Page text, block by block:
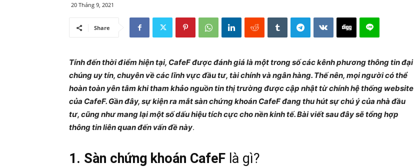
20 Tháng 9, 2021
Share
Tính đến thời điểm hiện tại, CafeF được đánh giá là một trong số các kênh phương thông tin đại
chúng uy tín, chuyên về các lĩnh vực đầu tư, tài chính và ngân hàng. Thế nên, mọi người có thể
hoàn toàn yên tâm khi tham khảo nguồn tin thị trường được cập nhật từ chính hệ thống website
của CafeF. Gần đây, sự kiện ra mắt sàn chứng khoán CafeF đang thu hút sự chú ý của nhà đầu
tư, cũng như mang lại một số dấu hiệu tích cực cho nền kinh tế. Bài viết sau đây sẽ tổng hợp
thông tin liên quan đến vấn đề này.
1. Sàn chứng khoán CafeF là gì?